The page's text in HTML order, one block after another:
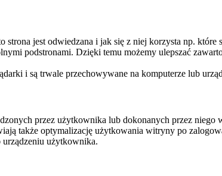
jest odwiedzana i jak się z niej korzysta np.
podstronami. Dzięki temu możemy ulepszać
i są trwale przechowywane na komputerze lub
przez użytkownika lub dokonanych przez
także optymalizację użytkowania witryny po
urządzeniu użytkownika.